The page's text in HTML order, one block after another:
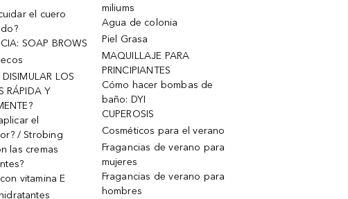
el cuero
SOAP BROWS
LOS
RÁPIDA Y
el
/ Strobing
las cremas
vitamina E
miliums
Agua de colonia
Piel Grasa
MAQUILLAJE PARA
PRINCIPIANTES
Cómo hacer bombas de
baño: DYI
CUPEROSIS
Cosméticos para el verano
Fragancias de verano para
mujeres
Fragancias de verano para
hombres